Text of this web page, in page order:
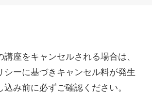
講座をキャンセルされる場合は、
シーに基づきキャンセル料が発生
込み前に必ずご確認ください。